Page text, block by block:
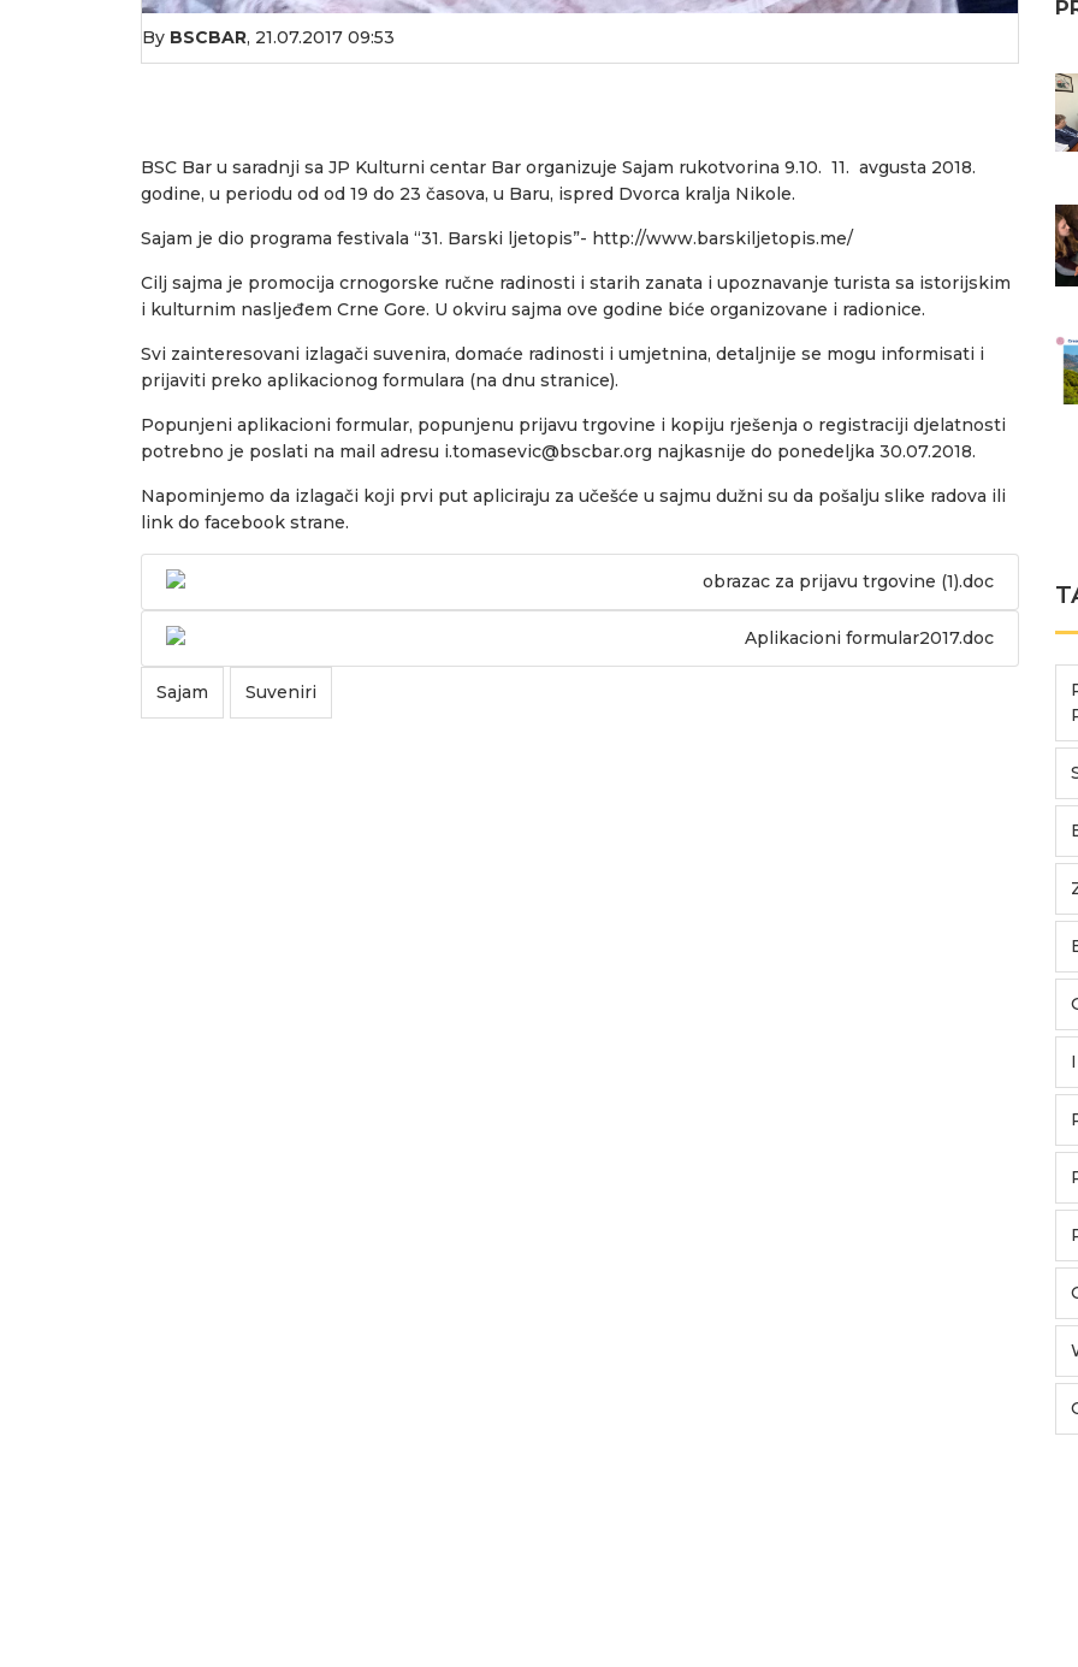
By BSCBAR, 21.07.2017 09:53
BSC Bar u saradnji sa JP Kulturni centar Bar organizuje Sajam rukotvorina 9.10. 11. avgusta 2018.
godine, u periodu od od 19 do 23 časova, u Baru, ispred Dvorca kralja Nikole.
Sajam je dio programa festivala “31. Barski ljetopis”- http://www.barskiljetopis.me/
Cilj sajma je promocija crnogorske ručne radinosti i starih zanata i upoznavanje turista sa istorijskim
i kulturnim nasljeđem Crne Gore. U okviru sajma ove godine biće organizovane i radionice.
Svi zainteresovani izlagači suvenira, domaće radinosti i umjetnina, detaljnije se mogu informisati i
prijaviti preko aplikacionog formulara (na dnu stranice).
Popunjeni aplikacioni formular, popunjenu prijavu trgovine i kopiju rješenja o registraciji djelatnosti
potrebno je poslati na mail adresu i.tomasevic@bscbar.org najkasnije do ponedeljka 30.07.2018.
Napominjemo da izlagači koji prvi put apliciraju za učešće u sajmu dužni su da pošalju slike radova ili
link do facebook strane.
obrazac za prijavu trgovine (1).doc
Aplikacioni formular2017.doc
Sajam Suveniri